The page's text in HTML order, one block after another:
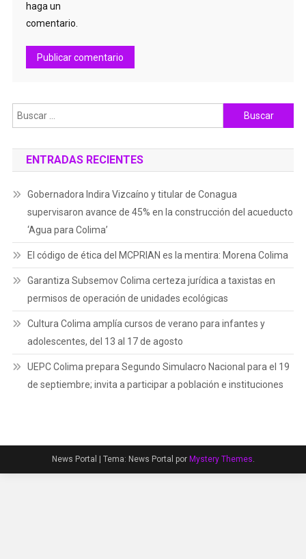
haga un
comentario.
Buscar:
ENTRADAS RECIENTES
Gobernadora Indira Vizcaíno y titular de Conagua
supervisaron avance de 45% en la construcción del acueducto
‘Agua para Colima’
El código de ética del MCPRIAN es la mentira: Morena Colima
Garantiza Subsemov Colima certeza jurídica a taxistas en
permisos de operación de unidades ecológicas
Cultura Colima amplía cursos de verano para infantes y
adolescentes, del 13 al 17 de agosto
UEPC Colima prepara Segundo Simulacro Nacional para el 19
de septiembre; invita a participar a población e instituciones
News Portal Tema: News Portal por Mystery Themes.